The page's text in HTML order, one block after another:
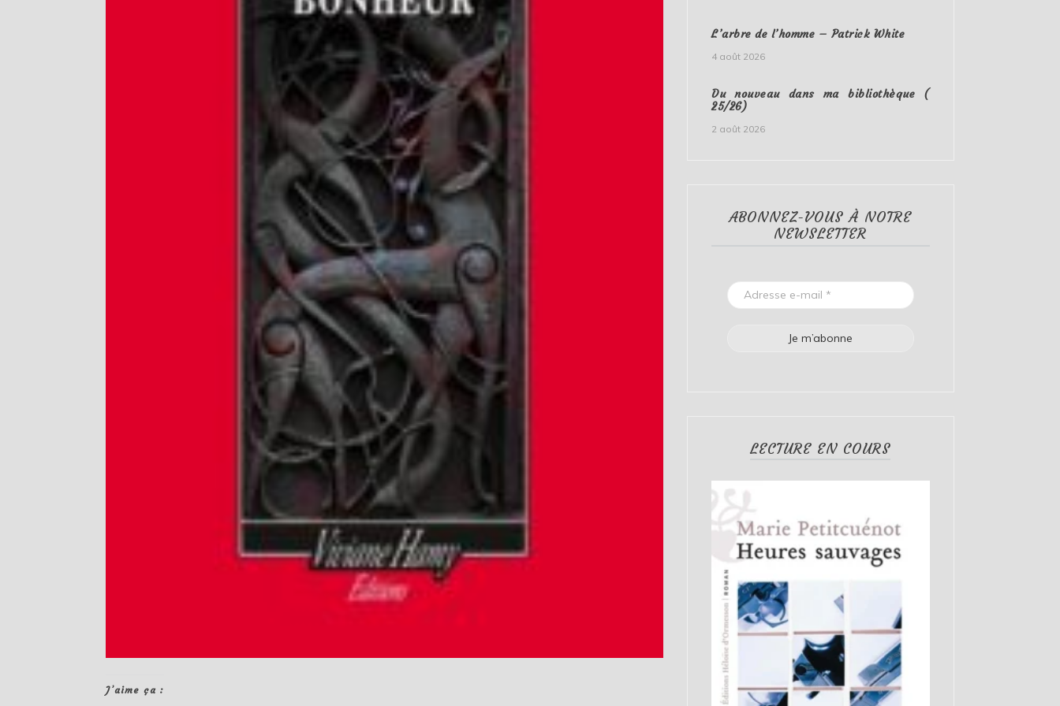
J’aime ça :
L’arbre de l’homme – Patrick White
4 août 2026
Du nouveau dans ma bibliothèque (
25/26)
2 août 2026
ABONNEZ-VOUS À NOTRE
NEWSLETTER
LECTURE EN COURS